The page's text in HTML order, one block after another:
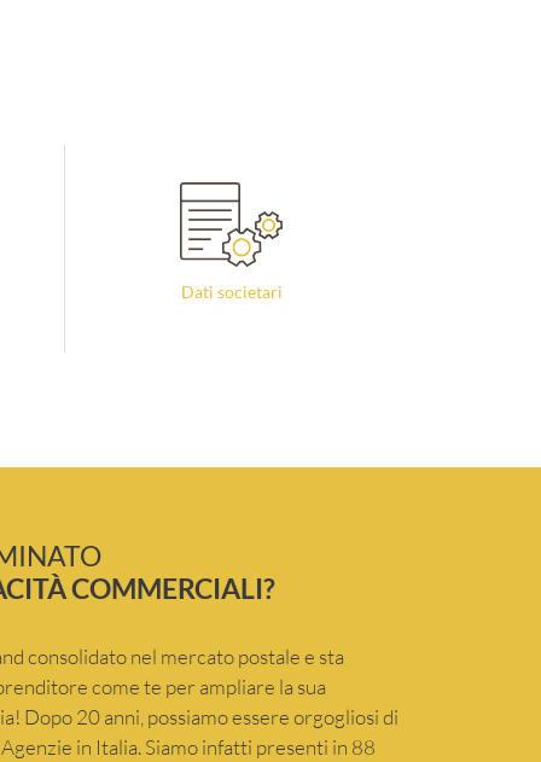
Dati societari
COMMERCIALI?
consolidato nel mercato postale e sta
come te per ampliare la sua
Dopo 20 anni, possiamo essere orgogliosi di
in Italia. Siamo infatti presenti in 88